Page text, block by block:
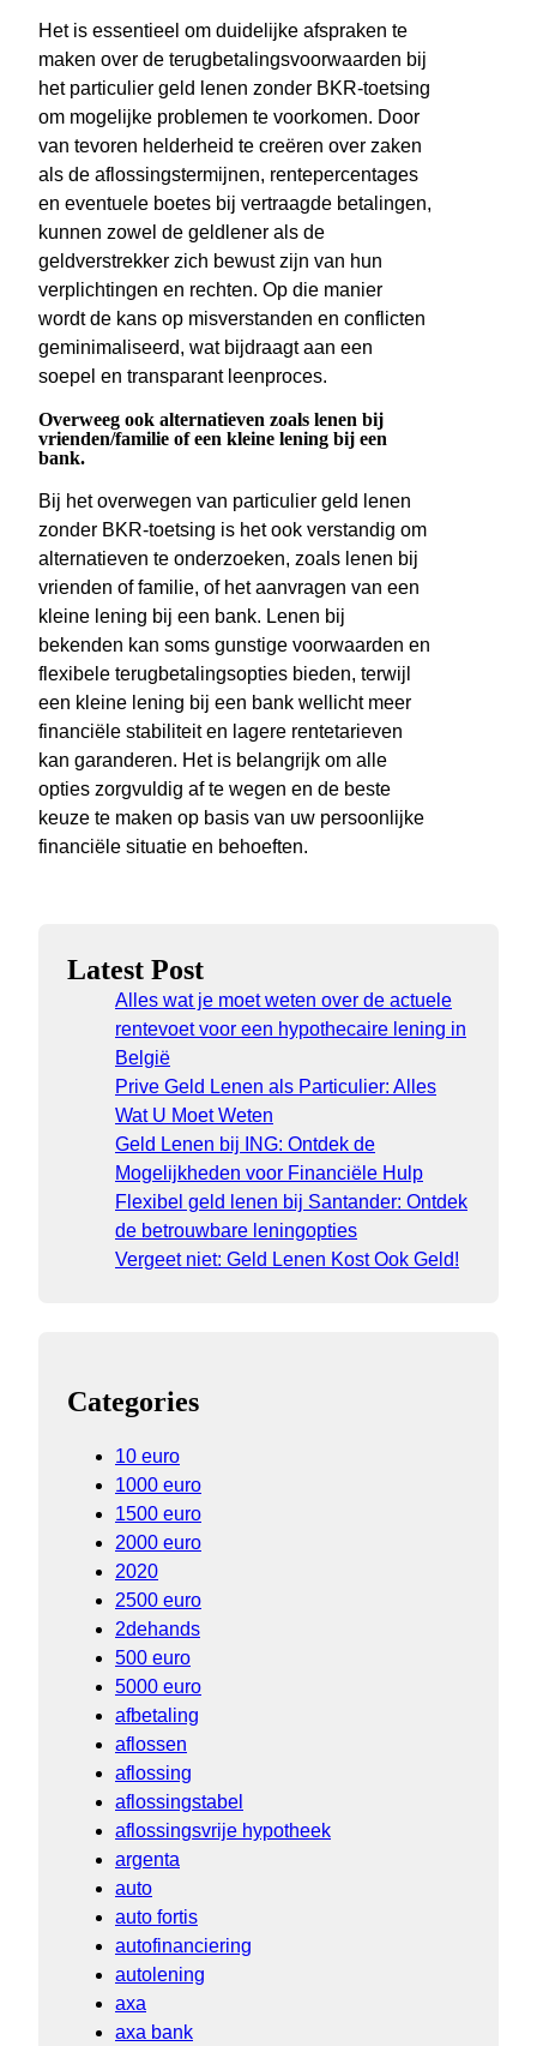
Het is essentieel om duidelijke afspraken te
maken over de terugbetalingsvoorwaarden bij
het particulier geld lenen zonder BKR-toetsing
om mogelijke problemen te voorkomen. Door
van tevoren helderheid te creëren over zaken
als de aflossingstermijnen, rentepercentages
en eventuele boetes bij vertraagde betalingen,
kunnen zowel de geldlener als de
geldverstrekker zich bewust zijn van hun
verplichtingen en rechten. Op die manier
wordt de kans op misverstanden en conflicten
geminimaliseerd, wat bijdraagt aan een
soepel en transparant leenproces.
Overweeg ook alternatieven zoals lenen bij
vrienden/familie of een kleine lening bij een
bank.
Bij het overwegen van particulier geld lenen
zonder BKR-toetsing is het ook verstandig om
alternatieven te onderzoeken, zoals lenen bij
vrienden of familie, of het aanvragen van een
kleine lening bij een bank. Lenen bij
bekenden kan soms gunstige voorwaarden en
flexibele terugbetalingsopties bieden, terwijl
een kleine lening bij een bank wellicht meer
financiële stabiliteit en lagere rentetarieven
kan garanderen. Het is belangrijk om alle
opties zorgvuldig af te wegen en de beste
keuze te maken op basis van uw persoonlijke
financiële situatie en behoeften.
Latest Post
Alles wat je moet weten over de actuele
rentevoet voor een hypothecaire lening in
België
Prive Geld Lenen als Particulier: Alles
Wat U Moet Weten
Geld Lenen bij ING: Ontdek de
Mogelijkheden voor Financiële Hulp
Flexibel geld lenen bij Santander: Ontdek
de betrouwbare leningopties
Vergeet niet: Geld Lenen Kost Ook Geld!
Categories
10 euro
1000 euro
1500 euro
2000 euro
2020
2500 euro
2dehands
500 euro
5000 euro
afbetaling
aflossen
aflossing
aflossingstabel
aflossingsvrije hypotheek
argenta
auto
auto fortis
autofinanciering
autolening
axa
axa bank